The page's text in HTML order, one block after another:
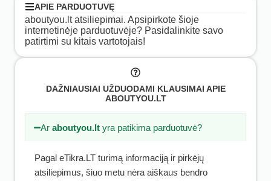
APIE PARDUOTUVĘ
aboutyou.lt atsiliepimai. Apsipirkote šioje
internetinėje parduotuvėje? Pasidalinkite savo
patirtimi su kitais vartotojais!
DAŽNIAUSIAI UŽDUODAMI KLAUSIMAI APIE
ABOUTYOU.LT
Araboutyou.lt yra patikima parduotuvė?
Pagal eTikra.LT turimą informaciją ir pirkėjų
atsiliepimus, šiuo metu nėra aiškaus bendro